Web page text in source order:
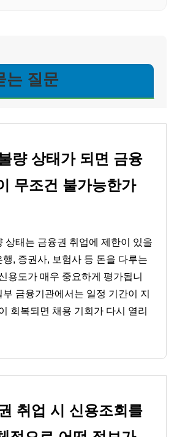
는 질문
량 상태가 되면 금융
무조건 불가능한가
상태는 금융권 취업에 제한이 있을
행, 증권사, 보험사 등 돈을 다루는
용도가 매우 중요하게 평가됩니
금융기관에서는 일정 기간이 지
회복되면 채용 기회가 다시 열리
취업 시 신용조회를